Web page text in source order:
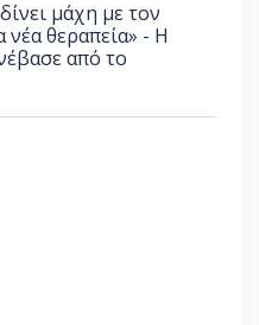
μάχη με τον
νέα θεραπεία» - Η
από το